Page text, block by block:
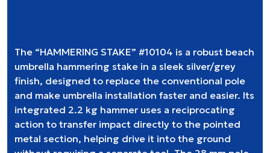
The “HAMMERING STAKE” #10104 is a robust beach
umbrella hammering stake in a sleek silver/grey
finish, designed to replace the conventional pole
and make umbrella installation faster and easier. Its
integrated 2.2 kg hammer uses a reciprocating
action to transfer impact directly to the pointed
metal section, helping drive it into the ground